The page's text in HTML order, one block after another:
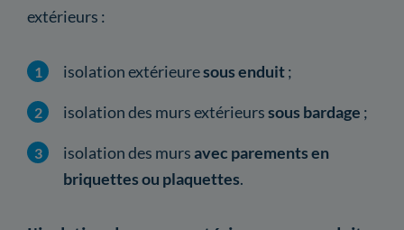
extérieurs :
isolation extérieuresous enduit;
isolation des murs extérieurssous bardage ;
isolation des mursavec parements en
briquettes ou plaquettes.